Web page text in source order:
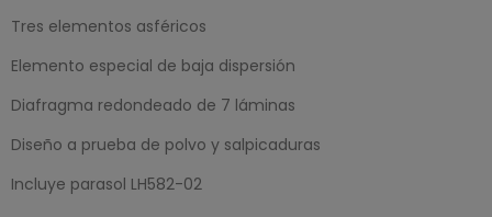
Tres elementos asféricos
Elemento especial de baja dispersión
Diafragma redondeado de 7 láminas
Diseño a prueba de polvo y salpicaduras
Incluye parasol LH582-02